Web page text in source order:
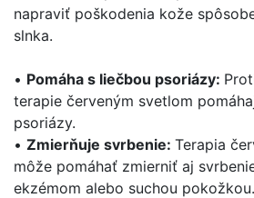
napraviť poškodenia kože
slnka.
• Pomáha s liečbou psoriázy:
terapie červeným svetlom
psoriázy.
• Zmierňuje svrbenie: Terapia
môže pomáhať zmierniť aj
ekzémom alebo suchou pokožkou.